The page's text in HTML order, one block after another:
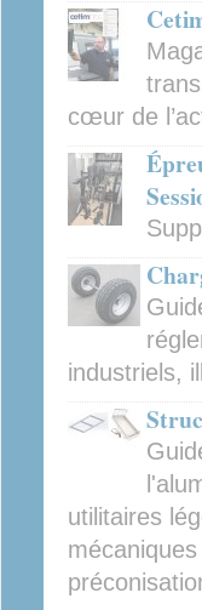
cœur de
industriels,
utilitaires